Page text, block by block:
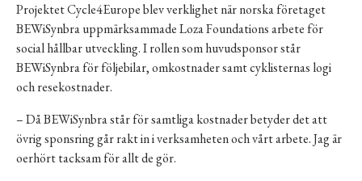
Projektet Cycle4Europe blev verklighet när norska företaget
BEWiSynbra uppmärksammade Loza Foundations arbete för
social hållbar utveckling. I rollen som huvudsponsor står
BEWiSynbra för följebilar, omkostnader samt cyklisternas logi
och resekostnader.
– Då BEWiSynbra står för samtliga kostnader betyder det att
övrig sponsring går rakt in i verksamheten och vårt arbete. Jag är
oerhört tacksam för allt de gör.